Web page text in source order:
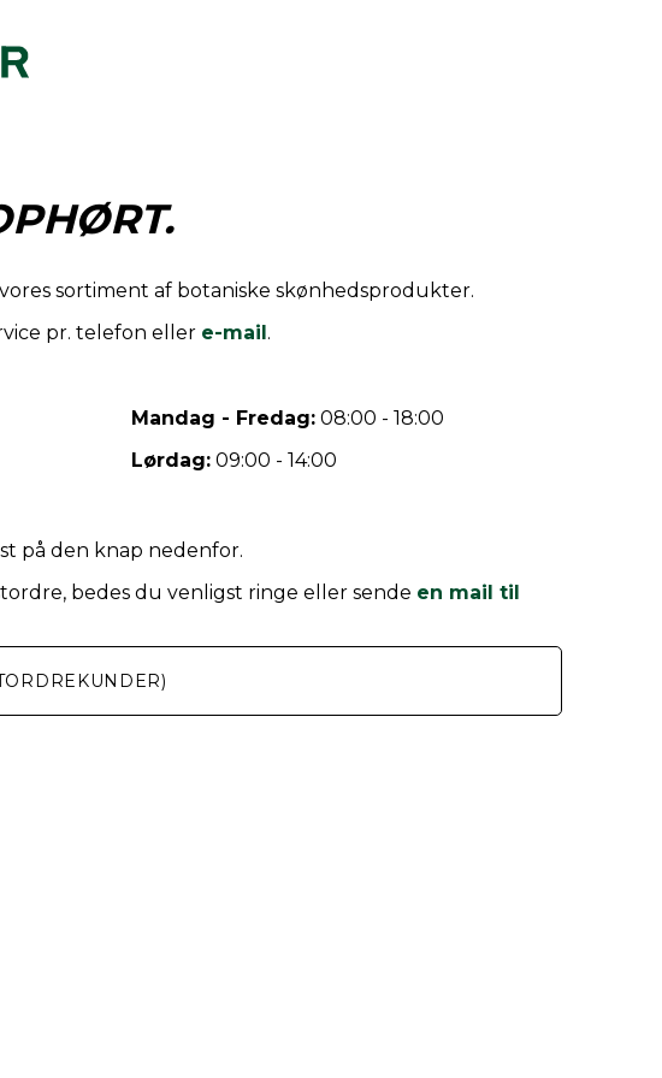
sortiment af botaniske skønhedsprodukter.
pr. telefon eller e-mail.
Mandag - Fredag: 08:00 - 18:00
Lørdag: 09:00 - 14:00
på den knap nedenfor.
bedes du venligst ringe eller sende en mail til